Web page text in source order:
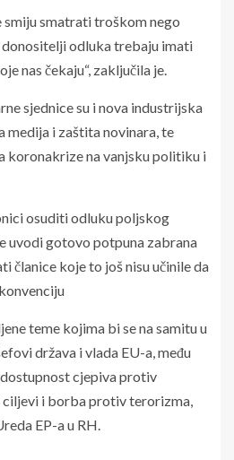
smiju smatrati troškom nego
donositelji odluka trebaju imati
nas čekaju“, zaključila je.
sjednice su i nova industrijska
medija i zaštita novinara, te
koronakrize na vanjsku politiku i
osuditi odluku poljskog
uvodi gotovo potpuna zabrana
članice koje to još nisu učinile da
teme kojima bi se na samitu u
država i vlada EU-a, među
cjepiva protiv
i borba protiv terorizma,
EP-a u RH.